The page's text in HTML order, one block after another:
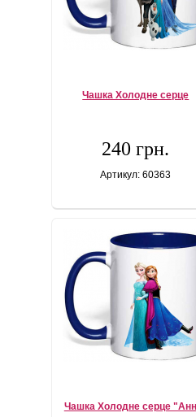
Чашка Холодне серце
240 грн.
Артикул: 60363
Чашка Холодне серце